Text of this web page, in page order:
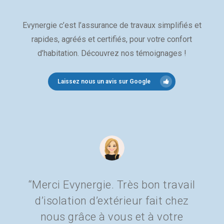
Evynergie c’est l’assurance de travaux simplifiés et
rapides, agréés et certifiés, pour votre confort
d’habitation. Découvrez nos témoignages !
Laissez nous un avis sur Google
“Merci Evynergie. Très bon travail
d’isolation d’extérieur fait chez
nous grâce à vous et à votre